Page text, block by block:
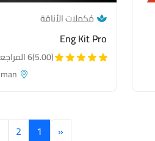
مُكملات الأناقة— category link
Eng Kit Pro
(5.00)
6 المراجعات
«
1
2